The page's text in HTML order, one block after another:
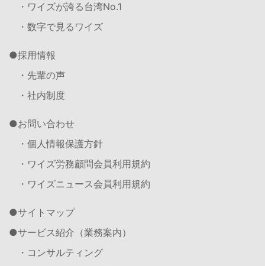
・ワイズが誇る台湾No.1
・数字で見るワイズ
採用情報
・先輩の声
・社内制度
お問い合わせ
・個人情報保護方針
・ワイズ労務顧問会員利用規約
・ワイズニュース会員利用規約
サイトマップ
サービス紹介（業務案内）
・コンサルティング